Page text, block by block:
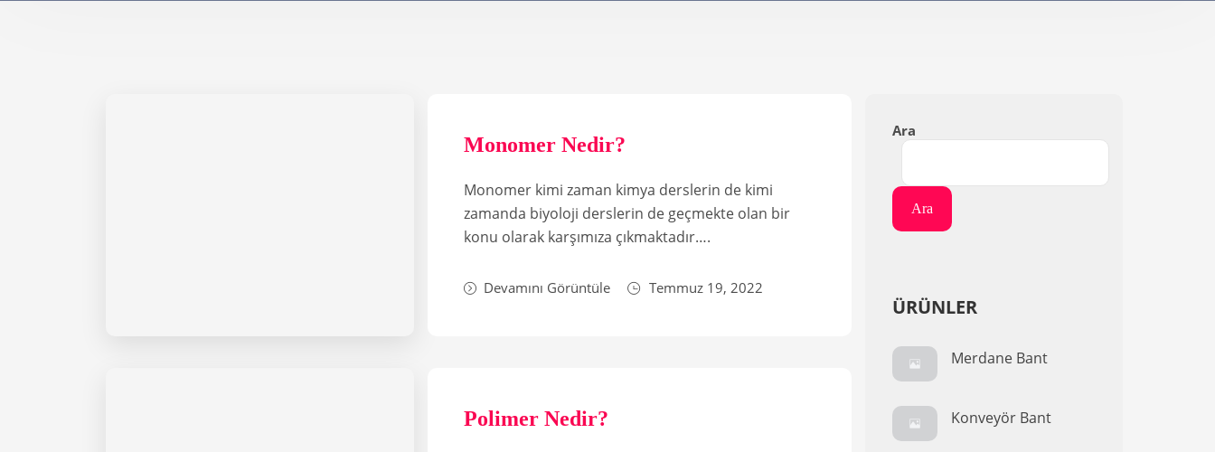
Monomer Nedir?
Monomer kimi zaman kimya derslerin de kimi
zamanda biyoloji derslerin de geçmekte olan bir
konu olarak karşımıza çıkmaktadır….
Devamını Görüntüle Temmuz 19, 2022
Polimer Nedir?
Ara
Ara
ÜRÜNLER
Merdane Bant
Konveyör Bant